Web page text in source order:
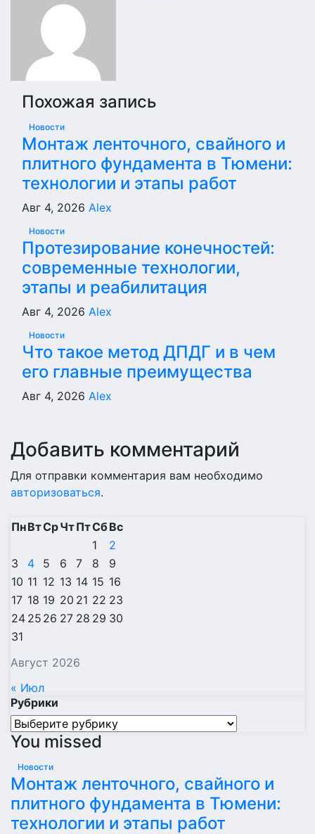
записям
Похожая запись
Новости
Монтаж ленточного, свайного и
плитного фундамента в Тюмени:
технологии и этапы работ
Авг 4, 2026 Alex
Новости
Протезирование конечностей:
современные технологии,
этапы и реабилитация
Авг 4, 2026 Alex
Новости
Что такое метод ДПДГ и в чем
его главные преимущества
Авг 4, 2026 Alex
Добавить комментарий
Для отправки комментария вам необходимо
авторизоваться.
Август 2026
ПнВтСрЧтПтСбВс
1
2
3
4 5 6 7 8
9
10 11 12 13 14 15 16
17 18 19 20 21 22 23
24 25 26 27 28 29 30
31
« Июл
Рубрики
Рубрики
You missed
Новости
Монтаж ленточного, свайного и
плитного фундамента в Тюмени:
технологии и этапы работ